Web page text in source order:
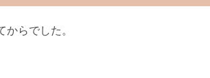
らでした。